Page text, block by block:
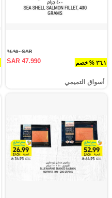
٢٦.١ % خصم
SAR ٦٤.٩٥٠
SAR 47.990
أسواق التميمي